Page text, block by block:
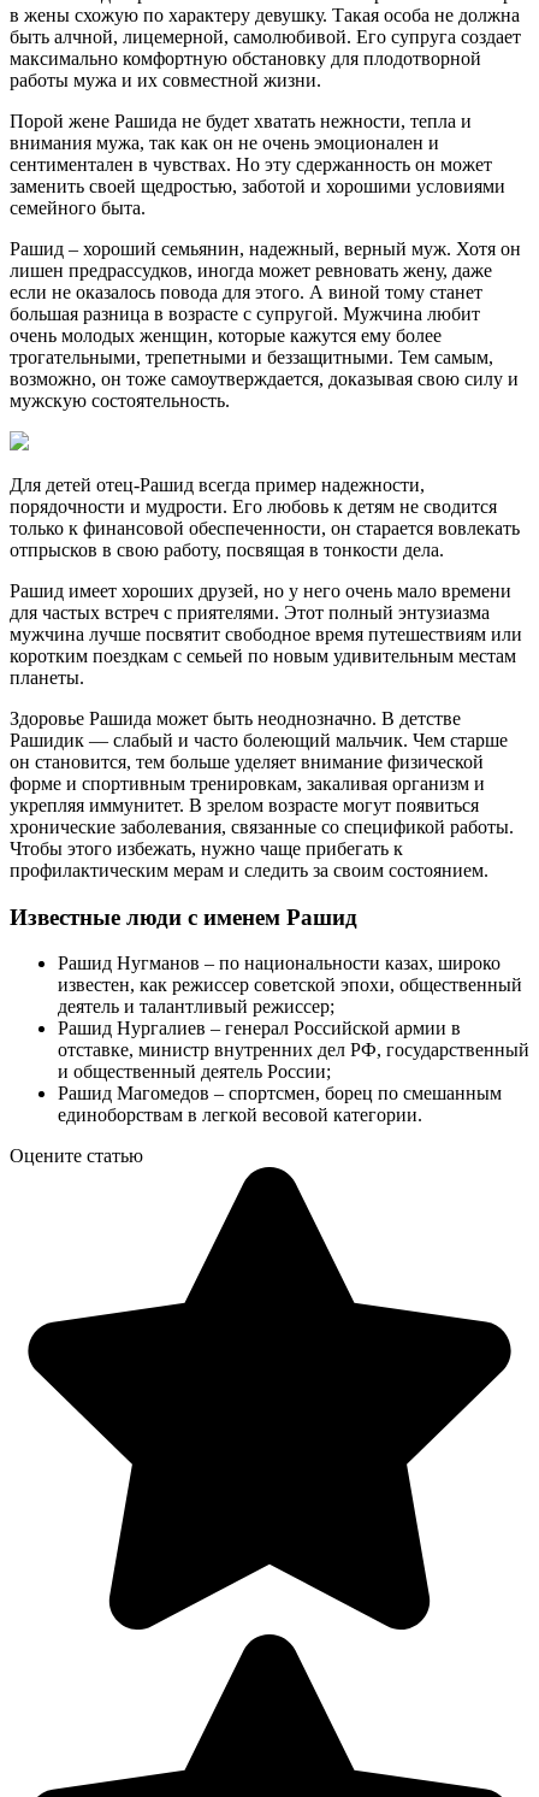
в жены схожую по характеру девушку. Такая особа не должна
быть алчной, лицемерной, самолюбивой. Его супруга создает
максимально комфортную обстановку для плодотворной
работы мужа и их совместной жизни.
Порой жене Рашида не будет хватать нежности, тепла и
внимания мужа, так как он не очень эмоционален и
сентиментален в чувствах. Но эту сдержанность он может
заменить своей щедростью, заботой и хорошими условиями
семейного быта.
Рашид – хороший семьянин, надежный, верный муж. Хотя он
лишен предрассудков, иногда может ревновать жену, даже
если не оказалось повода для этого. А виной тому станет
большая разница в возрасте с супругой. Мужчина любит
очень молодых женщин, которые кажутся ему более
трогательными, трепетными и беззащитными. Тем самым,
возможно, он тоже самоутверждается, доказывая свою силу и
мужскую состоятельность.
Для детей отец-Рашид всегда пример надежности,
порядочности и мудрости. Его любовь к детям не сводится
только к финансовой обеспеченности, он старается вовлекать
отпрысков в свою работу, посвящая в тонкости дела.
Рашид имеет хороших друзей, но у него очень мало времени
для частых встреч с приятелями. Этот полный энтузиазма
мужчина лучше посвятит свободное время путешествиям или
коротким поездкам с семьей по новым удивительным местам
планеты.
Здоровье Рашида может быть неоднозначно. В детстве
Рашидик — слабый и часто болеющий мальчик. Чем старше
он становится, тем больше уделяет внимание физической
форме и спортивным тренировкам, закаливая организм и
укрепляя иммунитет. В зрелом возрасте могут появиться
хронические заболевания, связанные со спецификой работы.
Чтобы этого избежать, нужно чаще прибегать к
профилактическим мерам и следить за своим состоянием.
Известные люди с именем Рашид
Рашид Нугманов – по национальности казах, широко
известен, как режиссер советской эпохи, общественный
деятель и талантливый режиссер;
Рашид Нургалиев – генерал Российской армии в
отставке, министр внутренних дел РФ, государственный
и общественный деятель России;
Рашид Магомедов – спортсмен, борец по смешанным
единоборствам в легкой весовой категории.
Оцените статью